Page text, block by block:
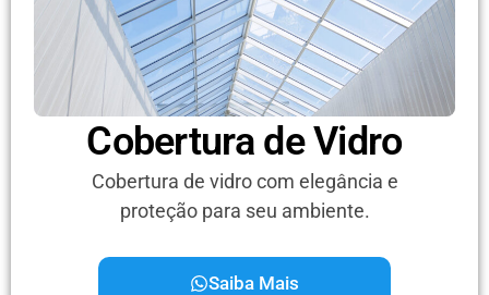
Cobertura de Vidro
Cobertura de vidro com elegância e
proteção para seu ambiente.
Saiba Mais